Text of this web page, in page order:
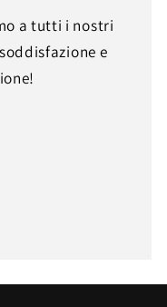
a tutti i nostri
e